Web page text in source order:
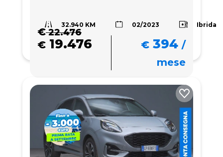
32.940 KM 02/2023 Ibrida
€22.476
€ 19.476 € 394 /
mese